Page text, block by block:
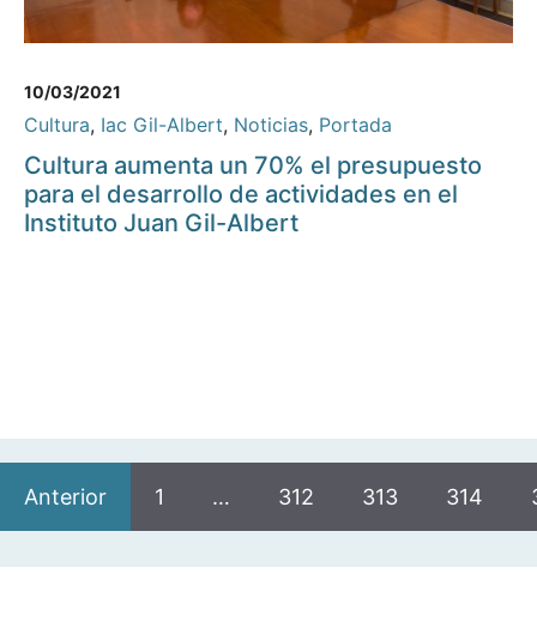
10/03/2021
Cultura, Iac Gil-Albert, Noticias, Portada
Cultura aumenta un 70% el presupuesto
para el desarrollo de actividades en el
Instituto Juan Gil-Albert
Anterior 1 … 312 313 314